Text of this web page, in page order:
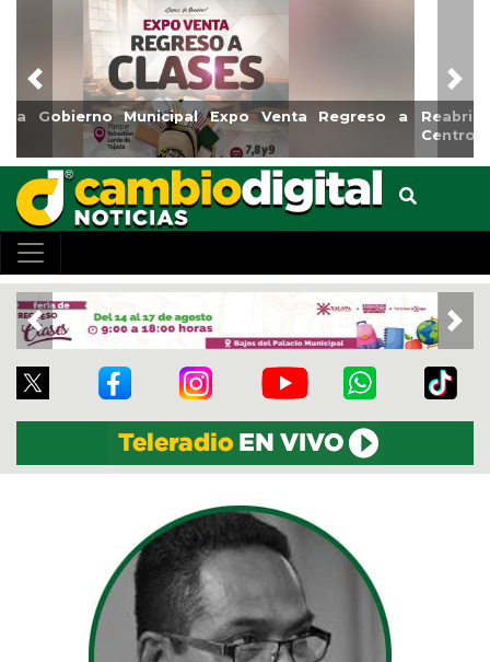
Reabrirá Coatzacoalcos la Alberca Semiolímpica Zona
Previous
Previous